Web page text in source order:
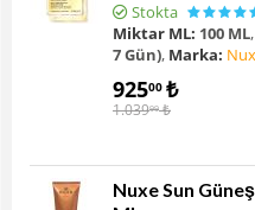
Stokta
Miktar ML: 100 ML,
7 Gün), Marka:
92500 ₺
1.03999 ₺
Nuxe Sun